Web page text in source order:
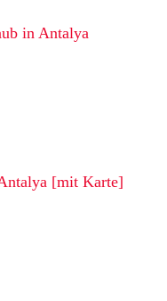
in Antalya
[mit Karte]